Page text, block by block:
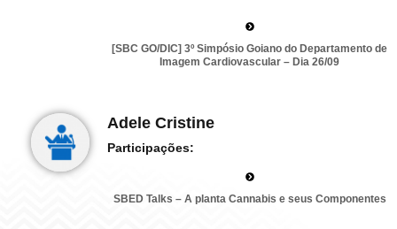
[SBC GO/DIC] 3º Simpósio Goiano do Departamento de
Imagem Cardiovascular – Dia 26/09
Adele Cristine
Participações:
SBED Talks – A planta Cannabis e seus Componentes